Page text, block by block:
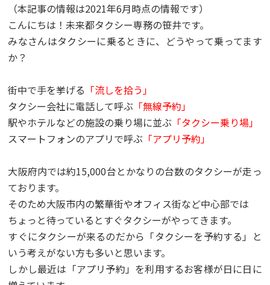
（本記事の情報は2021年6月時点の情報です）
こんにちは！未来都タクシー専務の笹井です。
みなさんはタクシーに乗るときに、どうやって乗ってます
か？
街中で手を挙げる 「流しを拾う」
タクシー会社に電話して呼ぶ 「無線予約」
駅やホテルなどの施設の乗り場に並ぶ 「タクシー乗り場」
スマートフォンのアプリで呼ぶ 「アプリ予約」
大阪府内では約15,000台とかなりの台数のタクシーが走っ
ております。
そのため大阪市内の繁華街やオフィス街など中心部では
ちょっと待っているとすぐタクシーがやってきます。
すぐにタクシーが来るのだから「タクシーを予約する」と
いう考えがない方も多いと思います。
しかし最近は「アプリ予約」を利用するお客様が日に日に